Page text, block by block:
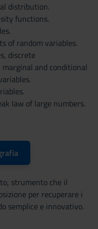
distribution.
functions.
of random variables.
discrete
and conditional
law of large numbers.
strumento che il
per recuperare i
semplice e innovativo.